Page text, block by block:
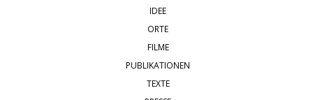
IDEE
ORTE
FILME
PUBLIKATIONEN
TEXTE